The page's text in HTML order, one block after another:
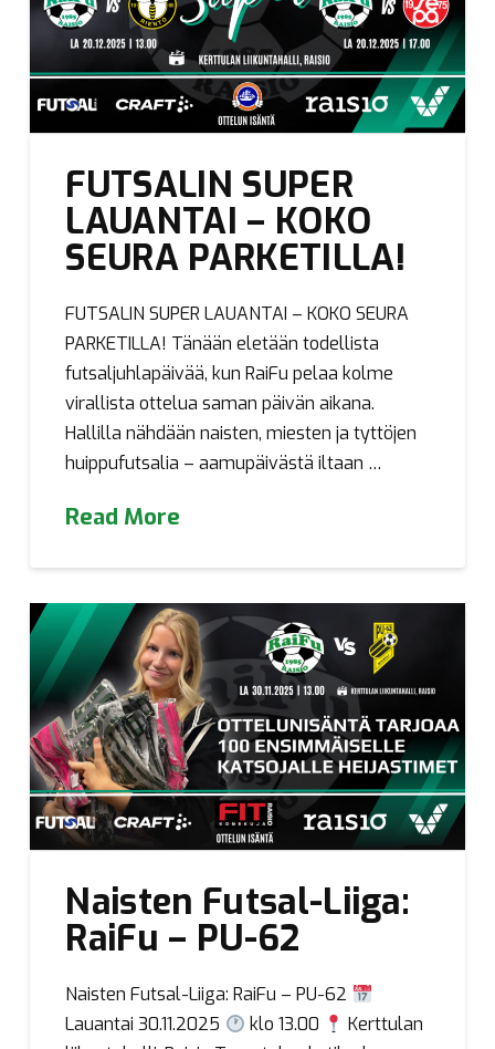
FUTSALIN SUPER
LAUANTAI – KOKO
SEURA PARKETILLA!
FUTSALIN SUPER LAUANTAI – KOKO SEURA
PARKETILLA! Tänään eletään todellista
futsaljuhlapäivää, kun RaiFu pelaa kolme
virallista ottelua saman päivän aikana.
Hallilla nähdään naisten, miesten ja tyttöjen
huippufutsalia – aamupäivästä iltaan …
Read More
Naisten Futsal-Liiga:
RaiFu – PU-62
Naisten Futsal-Liiga: RaiFu – PU-62
Lauantai 30.11.2025
klo 13.00
Kerttulan